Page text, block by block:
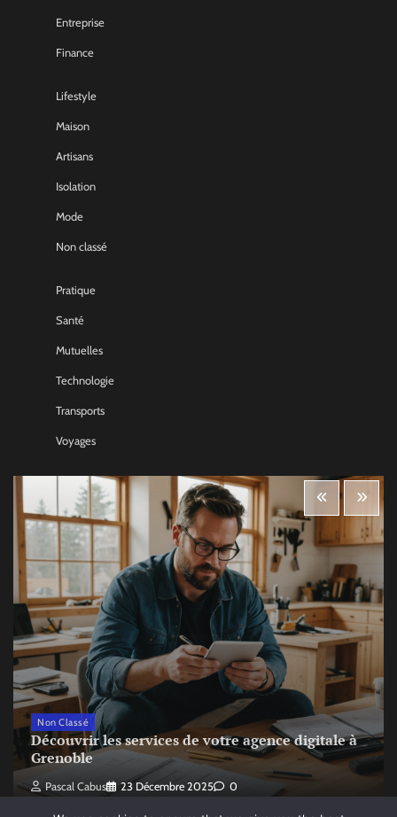
Entreprise
Finance
Lifestyle
Maison
Artisans
Isolation
Mode
Non classé
Pratique
Santé
Mutuelles
Technologie
Transports
Voyages
Non Classé
Découvrir les services de votre agence digitale à
Grenoble
Pascal Cabus 23 Décembre 2025 0